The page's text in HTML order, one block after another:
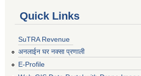
Quick Links
SuTRA Revenue
अनलाईन घर नक्सा प्रणाली
E-Profile